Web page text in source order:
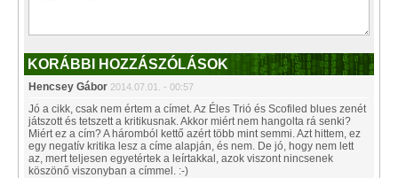
KORÁBBI HOZZÁSZÓLÁSOK
Hencsey Gábor 2014.07.01. - 00:57
Jó a cikk, csak nem értem a címet. Az Éles Trió és Scofiled blues zenét
játszott és tetszett a kritikusnak. Akkor miért nem hangolta rá senki?
Miért ez a cím? A háromból kettő azért több mint semmi. Azt hittem, ez
egy negatív kritika lesz a címe alapján, és nem. De jó, hogy nem lett
az, mert teljesen egyetértek a leírtakkal, azok viszont nincsenek
köszönő viszonyban a címmel. :-)